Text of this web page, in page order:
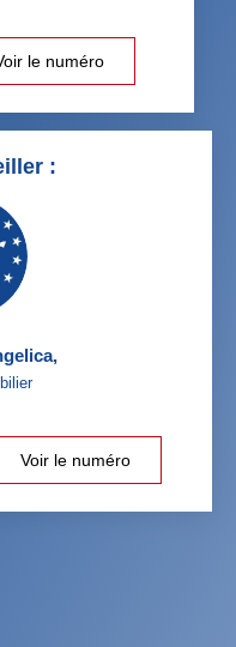
le numéro
:
,
Voir le numéro